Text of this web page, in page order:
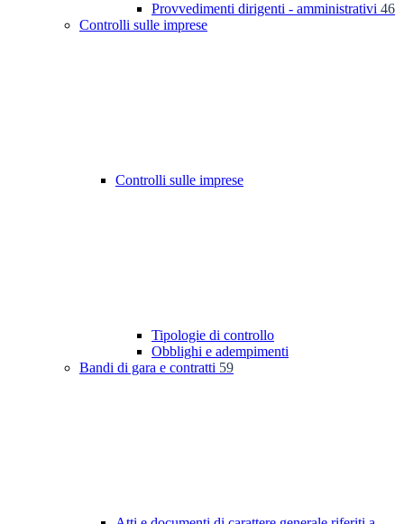
Provvedimenti dirigenti - amministrativi 46
Controlli sulle imprese
Controlli sulle imprese
Tipologie di controllo
Obblighi e adempimenti
Bandi di gara e contratti 59